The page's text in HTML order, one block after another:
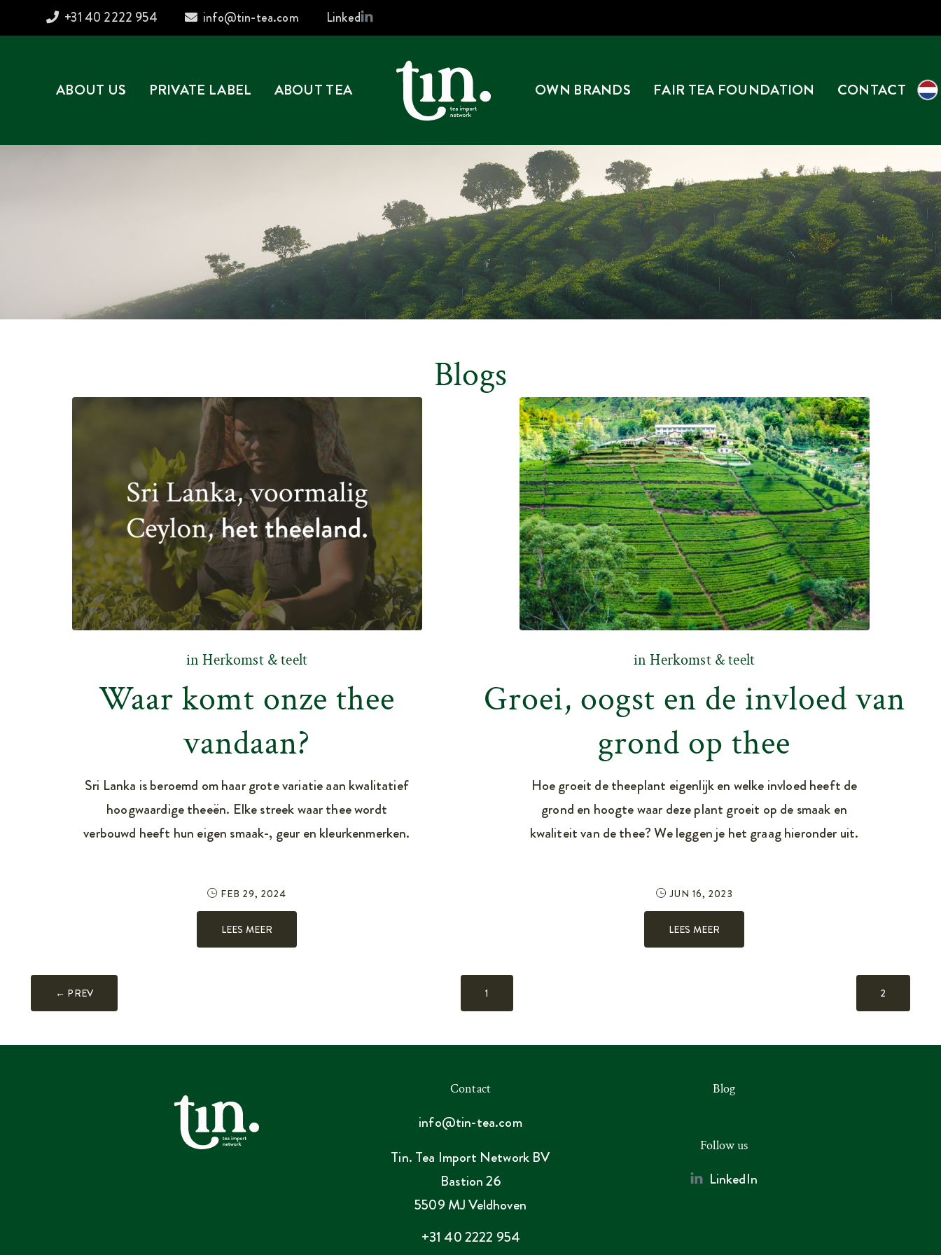
+31 40 2222 954 info@tin-tea.com Linked
ABOUT US PRIVATE LABEL ABOUT TEA OWN BRANDS FAIR TEA FOUNDATION CONTACT
Blogs
inHerkomst & teelt
Waar komt onze thee
vandaan?
Sri Lanka is beroemd om haar grote variatie aan kwalitatief
hoogwaardige theeën. Elke streek waar thee wordt
verbouwd heeft hun eigen smaak-, geur en kleurkenmerken.
FEB 29, 2024
LEES MEER
inHerkomst & teelt
Groei, oogst en de invloed van
grond op thee
Hoe groeit de theeplant eigenlijk en welke invloed heeft de
grond en hoogte waar deze plant groeit op de smaak en
kwaliteit van de thee? We leggen je het graag hieronder uit.
JUN 16, 2023
LEES MEER
← PREV 1 2
Contact
info@tin-tea.com
Tin. Tea Import Network BV
Bastion 26
5509 MJ Veldhoven
+31 40 2222 954
Blog
Follow us
LinkedIn